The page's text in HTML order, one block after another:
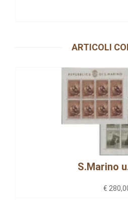
ARTICOLI
S.Marino
€